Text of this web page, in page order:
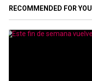
RECOMMENDED FOR YOU